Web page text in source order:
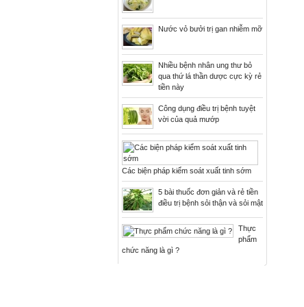
Nước vỏ bưởi trị gan nhiễm mỡ
Nhiều bệnh nhân ung thư bỏ
qua thứ lá thần dược cực kỳ rẻ
tiền này
Công dụng điều trị bệnh tuyệt
vời của quả mướp
Các biện pháp kiểm soát xuất tinh sớm
5 bài thuốc đơn giản và rẻ tiền
điều trị bệnh sỏi thận và sỏi mật
Thực
phẩm
chức năng là gì ?